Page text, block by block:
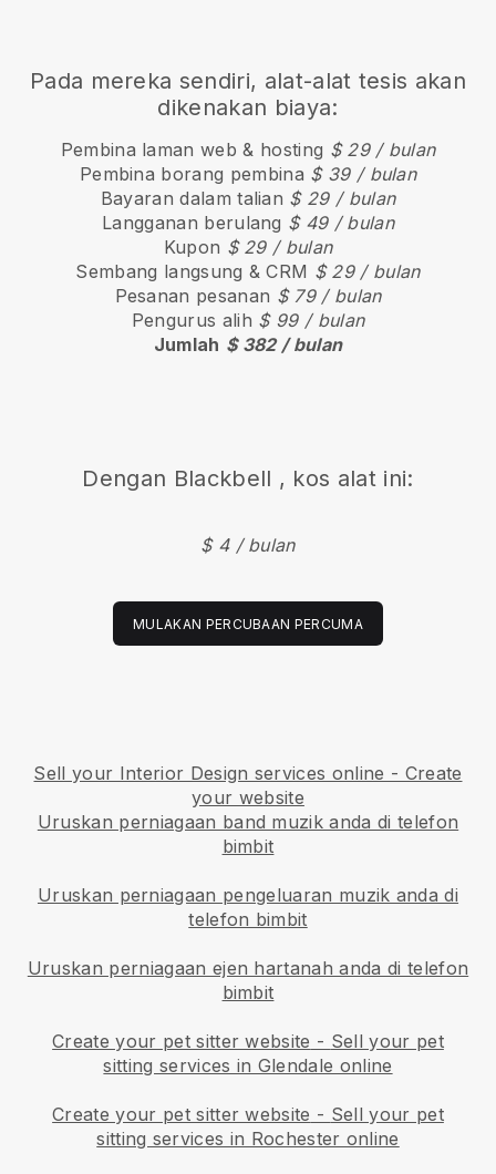
Pada mereka sendiri, alat-alat tesis akan
dikenakan biaya:
Pembina laman web & hosting $ 29 / bulan
Pembina borang pembina $ 39 / bulan
Bayaran dalam talian $ 29 / bulan
Langganan berulang $ 49 / bulan
Kupon $ 29 / bulan
Sembang langsung & CRM $ 29 / bulan
Pesanan pesanan $ 79 / bulan
Pengurus alih $ 99 / bulan
Jumlah $ 382 / bulan
Dengan Blackbell , kos alat ini:
$ 4 / bulan
MULAKAN PERCUBAAN PERCUMA
Sell your Interior Design services online - Create
your website
Uruskan perniagaan band muzik anda di telefon
bimbit
Uruskan perniagaan pengeluaran muzik anda di
telefon bimbit
Uruskan perniagaan ejen hartanah anda di telefon
bimbit
Create your pet sitter website - Sell your pet
sitting services in Glendale online
Create your pet sitter website - Sell your pet
sitting services in Rochester online